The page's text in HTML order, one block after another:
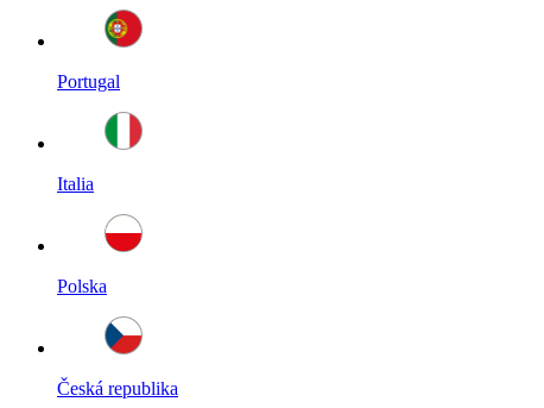
Portugal
Italia
Polska
Česká republika